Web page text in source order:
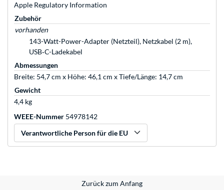
Apple Regulatory Information
Zubehör
vorhanden
143-Watt-Power-Adapter (Netzteil), Netzkabel (2 m),
USB‑C-Ladekabel
Abmessungen
Breite: 54,7 cm x Höhe: 46,1 cm x Tiefe/Länge: 14,7 cm
Gewicht
4,4 kg
WEEE-Nummer 54978142
Verantwortliche Person für die EU
Zurück zum Anfang